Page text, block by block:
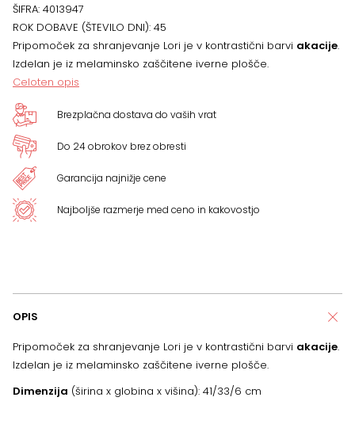
količina
ŠIFRA: 4013947
ROK DOBAVE (ŠTEVILO DNI): 45
Pripomoček za shranjevanje Lori je v kontrastični barvi akacije.
Izdelan je iz melaminsko zaščitene iverne plošče.
Celoten opis
Brezplačna dostava do vaših vrat
Do 24 obrokov brez obresti
Garancija najnižje cene
Najboljše razmerje med ceno in kakovostjo
OPIS
Pripomoček za shranjevanje Lori je v kontrastični barvi akacije.
Izdelan je iz melaminsko zaščitene iverne plošče.
Dimenzija (širina x globina x višina): 41/33/6 cm